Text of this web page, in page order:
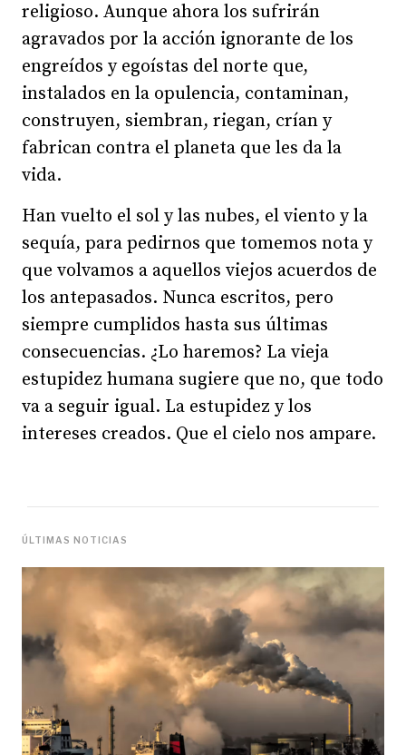
religioso. Aunque ahora los sufrirán
agravados por la acción ignorante de los
engreídos y egoístas del norte que,
instalados en la opulencia, contaminan,
construyen, siembran, riegan, crían y
fabrican contra el planeta que les da la
vida.
Han vuelto el sol y las nubes, el viento y la
sequía, para pedirnos que tomemos nota y
que volvamos a aquellos viejos acuerdos de
los antepasados. Nunca escritos, pero
siempre cumplidos hasta sus últimas
consecuencias. ¿Lo haremos? La vieja
estupidez humana sugiere que no, que todo
va a seguir igual. La estupidez y los
intereses creados. Que el cielo nos ampare.
ÚLTIMAS NOTICIAS